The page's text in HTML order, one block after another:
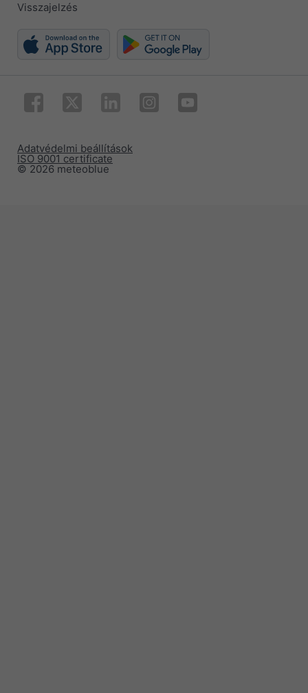
Visszajelzés
© 2026 meteoblue
ISO 9001 certificate
Adatvédelmi beállítások